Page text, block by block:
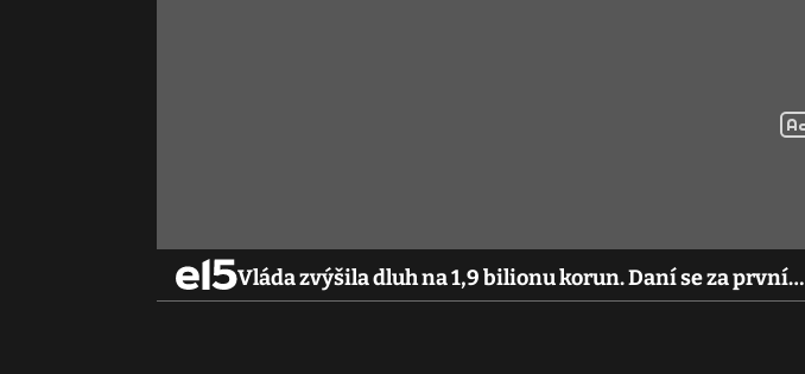
Vláda zvýšila dluh na 1,9 bilionu korun. Daní se za první…